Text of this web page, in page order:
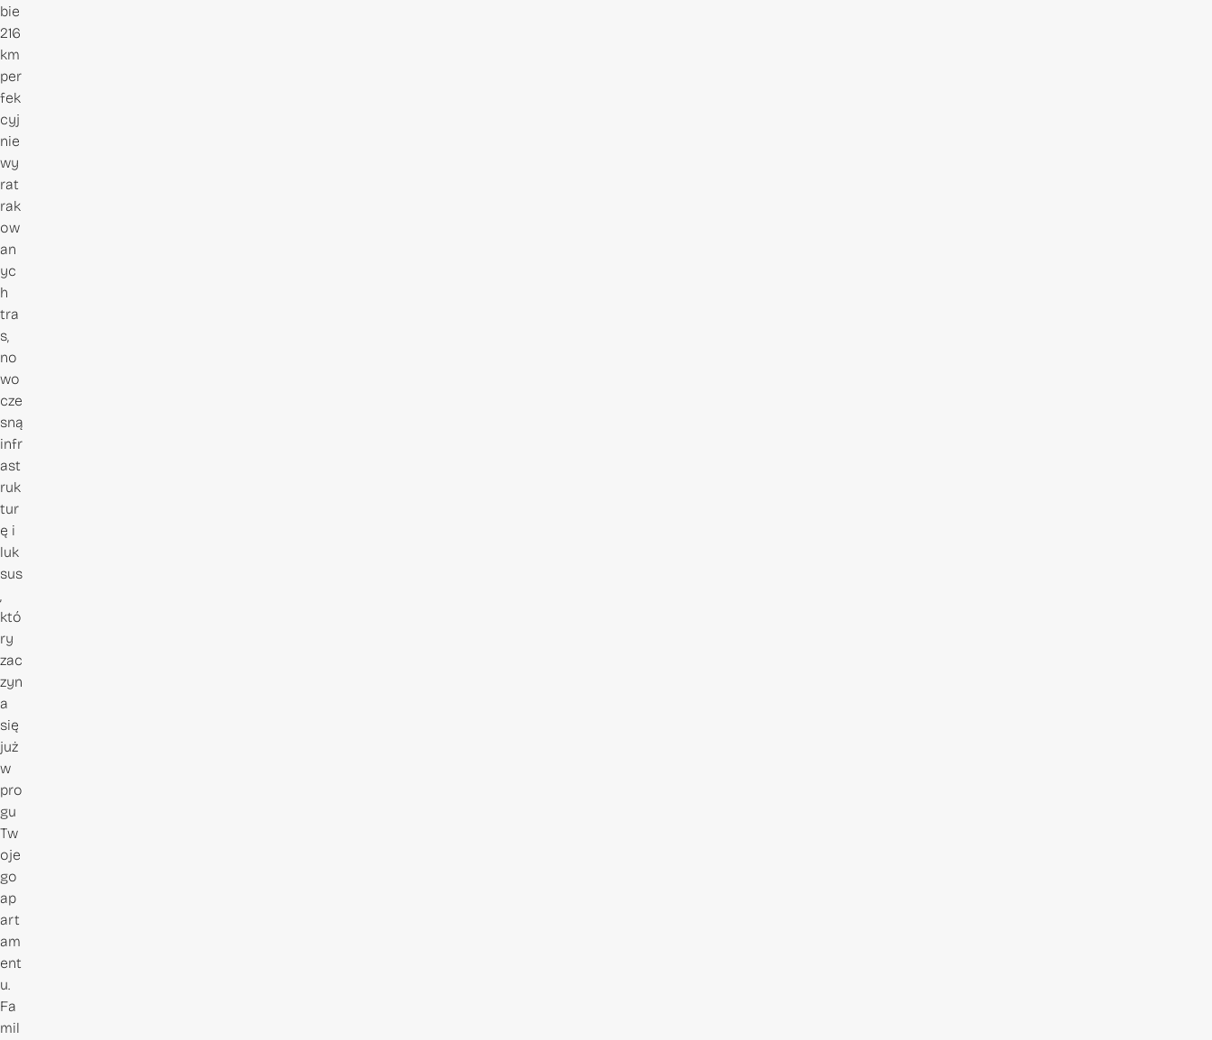
bie
216
km
per
fek
cyj
nie
wy
rat
rak
ow
an
yc
h
tra
s,
no
wo
cze
sną
infr
ast
ruk
tur
ę i
luk
sus
,
któ
ry
zac
zyn
a
się
już
w
pro
gu
Tw
oje
go
ap
art
am
ent
u.
Fa
mil